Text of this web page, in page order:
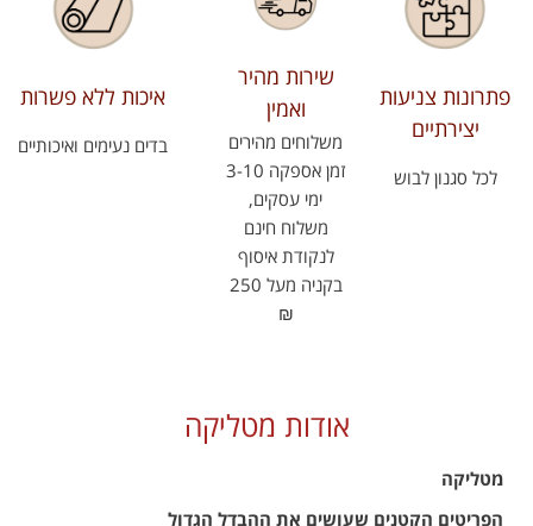
פתרונות צניעות
יצירתיים
לכל סגנון לבוש
שירות מהיר
ואמין
משלוחים מהירים
זמן אספקה 3-10
ימי עסקים,
משלוח חינם
לנקודת איסוף
בקניה מעל 250
₪
איכות ללא פשרות
בדים נעימים ואיכותיים
אודות מטליקה
מטליקה
הפריטים הקטנים שעושים את ההבדל הגדול